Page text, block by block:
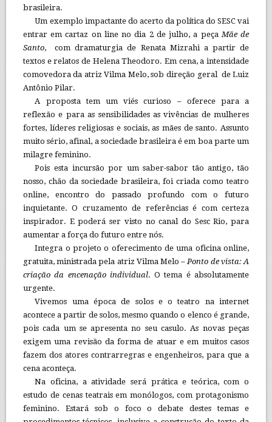
brasileira.
Um exemplo impactante do acerto da política do SESC vai
entrar em cartaz on line no dia 2 de julho, a peçaMãe de
Santo, com dramaturgia de Renata Mizrahi a partir de
textos e relatos de Helena Theodoro. Em cena, a intensidade
comovedora da atriz Vilma Melo, sob direção geral de Luiz
Antônio Pilar.
A proposta tem um viés curioso – oferece para a
reflexão e para as sensibilidades as vivências de mulheres
fortes, líderes religiosas e sociais, as mães de santo. Assunto
muito sério, afinal, a sociedade brasileira é em boa parte um
milagre feminino.
Pois esta incursão por um saber-sabor tão antigo, tão
nosso, chão da sociedade brasileira, foi criada como teatro
online, encontro do passado profundo com o futuro
inquietante. O cruzamento de referências é com certeza
inspirador. E poderá ser visto no canal do Sesc Rio, para
aumentar a força do futuro entre nós.
Integra o projeto o oferecimento de uma oficina online,
gratuita, ministrada pela atriz Vilma Melo –Ponto de vista: A
criação da encenação individual. O tema é absolutamente
urgente.
Vivemos uma época de solos e o teatro na internet
acontece a partir de solos, mesmo quando o elenco é grande,
pois cada um se apresenta no seu casulo. As novas peças
exigem uma revisão da forma de atuar e em muitos casos
fazem dos atores contrarregras e engenheiros, para que a
cena aconteça.
Na oficina, a atividade será prática e teórica, com o
estudo de cenas teatrais em monólogos, com protagonismo
feminino. Estará sob o foco o debate destes temas e